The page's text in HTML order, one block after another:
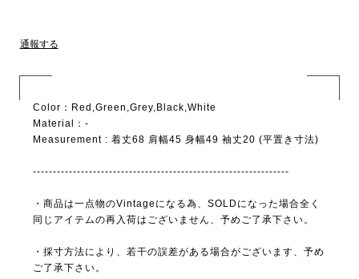
通報する
Color：Red,Green,Grey,Black,White
Material：-
Measurement : 着丈68 肩幅45 身幅49 袖丈20 (平置き寸法)
----------------------------------------------------------------
・商品は一点物のVintageになる為、SOLDになった場合全く
同じアイテムの再入荷はございません、予めご了承下さい。
・採寸方法により、若干の誤差がある場合がございます、予め
ご了承下さい。